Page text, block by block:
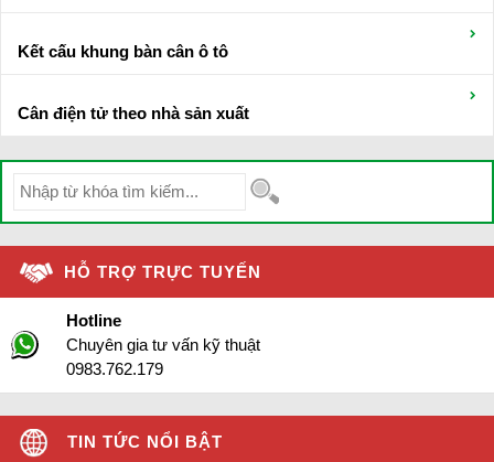
Kết cấu khung bàn cân ô tô
Cân điện tử theo nhà sản xuất
HỖ TRỢ TRỰC TUYẾN
Hotline
Chuyên gia tư vấn kỹ thuật
0983.762.179
TIN TỨC NỔI BẬT